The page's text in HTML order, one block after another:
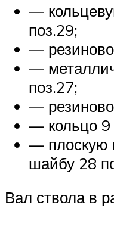
—
поз.29;
—
—
поз.27;
—
— кольцо 9
— плоскую
шайбу 28
Вал ствола в